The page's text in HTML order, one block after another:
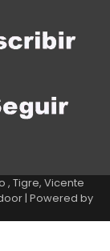
, Tigre, Vicente
| Powered by